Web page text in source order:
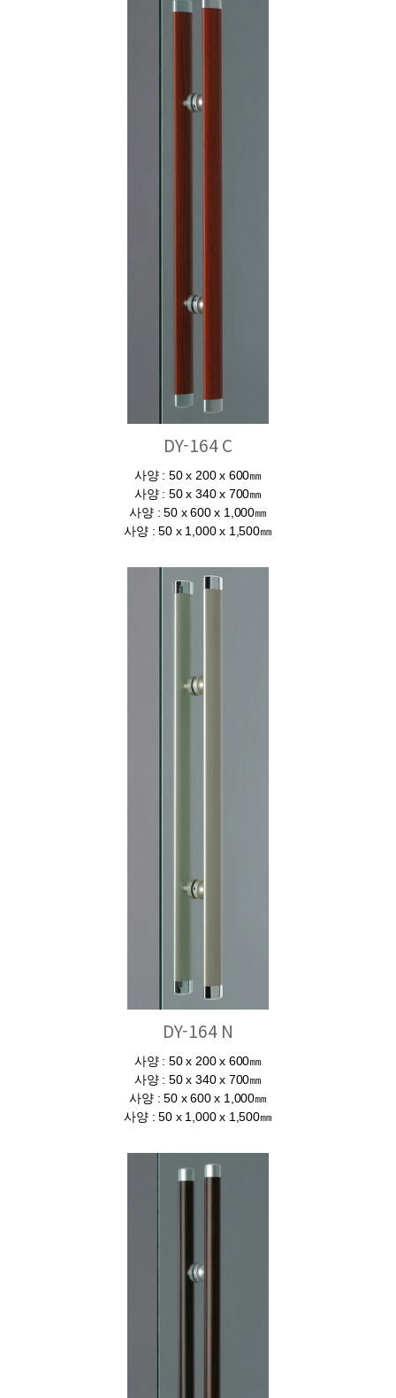
DY-164 C
사양 : 50 x 200 x 600㎜
사양 : 50 x 340 x 700㎜
사양 : 50 x 600 x 1,000㎜
사양 : 50 x 1,000 x 1,500㎜
DY-164 N
사양 : 50 x 200 x 600㎜
사양 : 50 x 340 x 700㎜
사양 : 50 x 600 x 1,000㎜
사양 : 50 x 1,000 x 1,500㎜